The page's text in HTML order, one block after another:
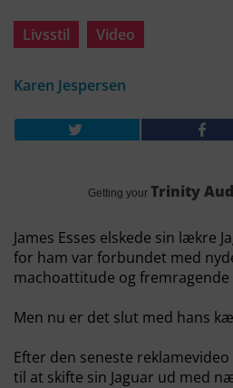
Livsstil Video
Karen Jespersen
Getting your Trinity
James Esses elskede sin lækre
for ham var forbundet med
machoattitude og
Men nu er det slut med hans
Efter den seneste
til at skifte sin Jaguar ud med